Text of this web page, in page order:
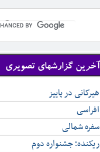
آخرین گزارشهای تصویری
هیرکانی در پاییز
افراسی
سفره شمالی
ریکنده؛ جشنواره دوم